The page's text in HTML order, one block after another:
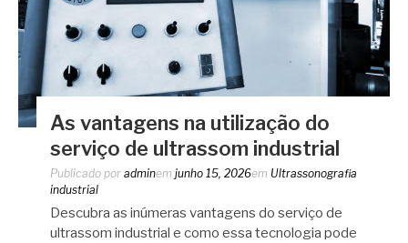
As vantagens na utilização do
serviço de ultrassom industrial
Publicado por adminem junho 15, 2026em Ultrassonografia
industrial
Descubra as inúmeras vantagens do serviço de
ultrassom industrial e como essa tecnologia pode